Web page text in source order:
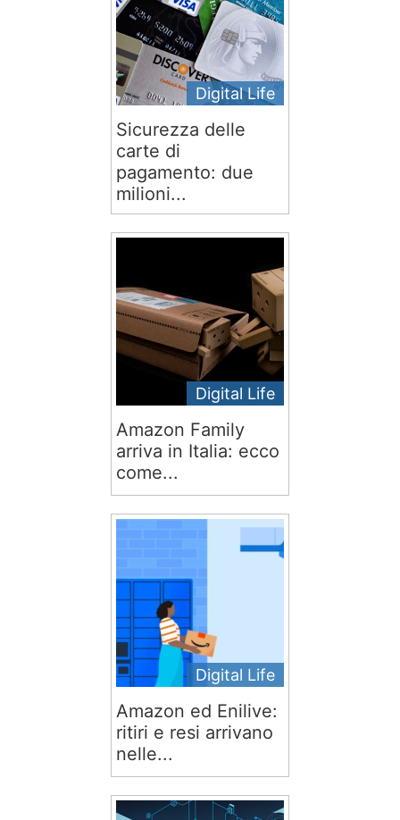
Digital Life
Sicurezza delle
carte di
pagamento: due
milioni...
Digital Life
Amazon Family
arriva in Italia: ecco
come...
Digital Life
Amazon ed Enilive:
ritiri e resi arrivano
nelle...